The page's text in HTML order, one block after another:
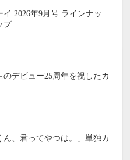
2026年9月号 ラインナッ
プ
のデビュー25周年を祝したカ
ん、君ってやつは。」単独カ